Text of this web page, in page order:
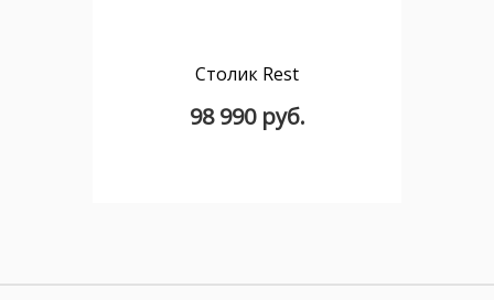
Столик Rest
98 990 руб.